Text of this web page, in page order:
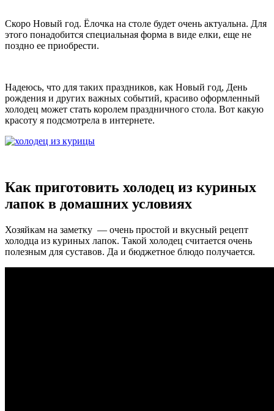
Скоро Новый год. Ёлочка на столе будет очень актуальна. Для
этого понадобится специальная форма в виде елки, еще не
поздно ее приобрести.
Надеюсь, что для таких праздников, как Новый год, День
рождения и других важных событий, красиво оформленный
холодец может стать королем праздничного стола. Вот какую
красоту я подсмотрела в интернете.
Как приготовить холодец из куриных
лапок в домашних условиях
Хозяйкам на заметку — очень простой и вкусный рецепт
холодца из куриных лапок. Такой холодец считается очень
полезным для суставов. Да и бюджетное блюдо получается.